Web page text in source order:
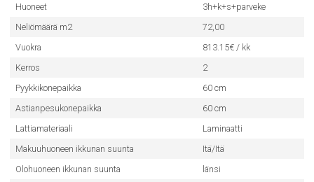
Huoneet
3h+k+s+parveke
Neliömäärä m2
72,00
Vuokra
813.15€ / kk
Kerros
2
Pyykkikonepaikka
60 cm
Astianpesukonepaikka
60 cm
Lattiamateriaali
Laminaatti
Makuuhuoneen ikkunan suunta
Itä/Itä
Olohuoneen ikkunan suunta
länsi